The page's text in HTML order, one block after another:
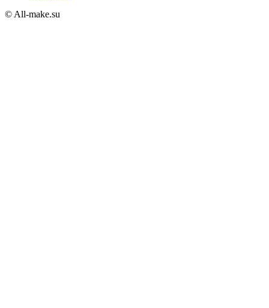
© All-make.su